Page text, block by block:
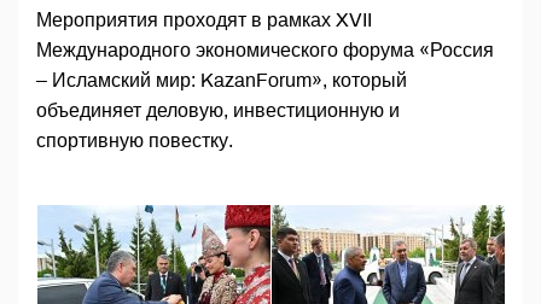
Мероприятия проходят в рамках XVII
Международного экономического форума «Россия
– Исламский мир: KazanForum», который
объединяет деловую, инвестиционную и
спортивную повестку.